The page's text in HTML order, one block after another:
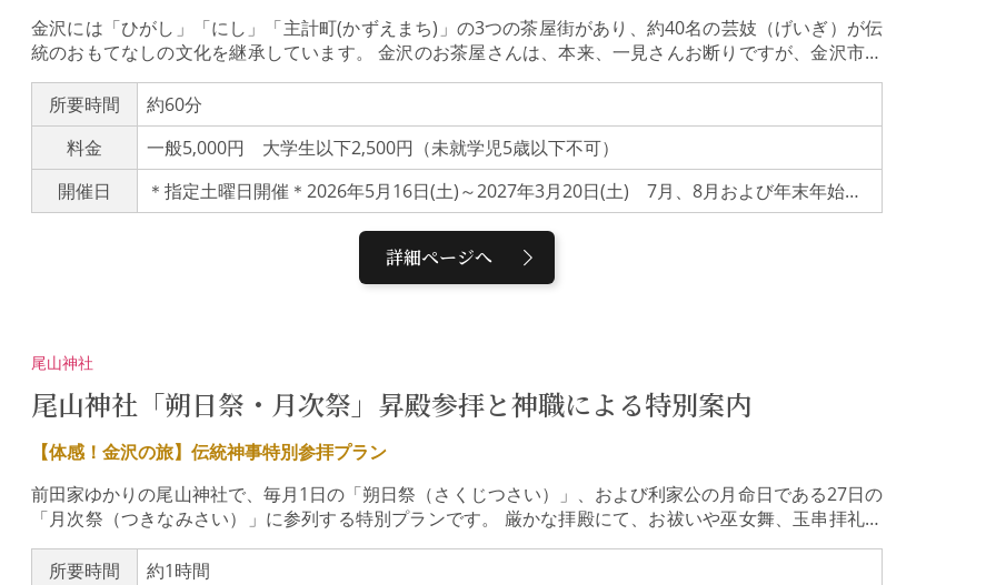
金沢には「ひがし」「にし」「主計町(かずえまち)」の3つの茶屋街があり、約40名の芸妓（げいぎ）が伝
統のおもてなしの文化を継承しています。 金沢のお茶屋さんは、本来、一見さんお断りですが、金沢市で
はお茶屋文化の継承を目的に どなたでも参加できる特別な体験プランを行っています。 【内容】芸妓の舞
やお座敷太鼓の鑑賞 お座敷遊び体験 〈※日本語のみ〉◎ご参加の皆様へ＜注意事項＞金沢の茶屋街のお
茶屋は、芸妓が常連のお客様をおもてなしする場所であり、通常、常連のお客様方のご紹介を通じてのみ
利用できることになっています。この企画は、金沢のお茶屋文化の継承を目的に金沢市と金沢市観光協会
がお茶屋に特別なご協力をいただいて実施しているものです。■お茶屋の室内を汚さないようご配慮くださ
い。■素足の方は靴下をご着用いただき、雨天時などは替えのものをご用意ください。■会場のお座敷は二
せん。■お茶屋や芸妓、他のお客様に迷惑な行為をする方は退出していただく場合があります。■未就学児
のご参加、入室はお断りしております。■個人情報保護に関するお知らせお客様からいただいた個人情報
ん。■お申込みいただいた時点で、上記の参加条件および内容をお読みいただき、ご承諾をいただいたもの
と扱わせていただきます。※英語の通訳ガイド付き体験プランをご希望の場合は、こちら（Kanazawa Geik
o Experience）からお申込みをお願いします。
所要時間
約60分
料金
一般5,000円 大学生以下2,500円（未就学児5歳以下不可）
開催日
＊指定土曜日開催＊2026年5月16日(土)～2027年3月20日(土) 7月、8月および年末年始は除く
詳細ページへ
尾山神社「朔日祭・月次祭」昇殿参拝と神職による特別案内
尾山神社
【体感！金沢の旅】伝統神事特別参拝プラン
前田家ゆかりの尾山神社で、毎月1日の「朔日祭（さくじつさい）」、および利家公の月命日である27日の
「月次祭（つきなみさい）」に参列する特別プランです。 厳かな拝殿にて、お祓いや巫女舞、玉串拝礼、
直会（なおらい）を体験いただいた後、神職が境内の見どころを詳しくご案内いたします。加賀百万石の
歴史と伝統が息づく聖域で、心洗われるひとときを過ごしてみませんか。伝統神事への特別参拝（約20
所要時間
約1時間